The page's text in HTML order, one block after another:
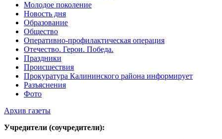
Молодое поколение
Новость дня
Образование
Общество
Оперативно-профилактическая операция
Отечество. Герои. Победа.
Праздники
Происшествия
Прокуратура Калининского района информирует
Разъяснения
Фото
Архив газеты
Учредители (соучредители):